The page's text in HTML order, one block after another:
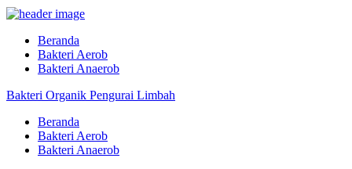
Beranda
Bakteri Aerob
Bakteri Anaerob
Bakteri Organik Pengurai Limbah
Beranda
Bakteri Aerob
Bakteri Anaerob